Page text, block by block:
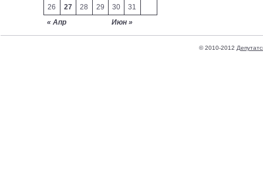
« Апр Июн »
26 27 28 29 30 31
© 2010-2012